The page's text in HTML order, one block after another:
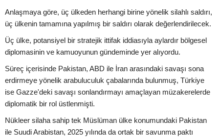
Anlaşmaya göre, üç ülkeden herhangi birine yönelik silahlı saldırı,
üç ülkenin tamamına yapılmış bir saldırı olarak değerlendirilecek.
Üç ülke, potansiyel bir stratejik ittifak iddiasıyla aylardır bölgesel
diplomasinin ve kamuoyunun gündeminde yer alıyordu.
Süreç içerisinde Pakistan, ABD ile İran arasındaki savaşı sona
erdirmeye yönelik arabuluculuk çabalarında bulunmuş, Türkiye
ise Gazze'deki savaşı sonlandırmayı amaçlayan müzakerelerde
diplomatik bir rol üstlenmişti.
Nükleer silaha sahip tek Müslüman ülke konumundaki Pakistan
ile Suudi Arabistan, 2025 yılında da ortak bir savunma paktı